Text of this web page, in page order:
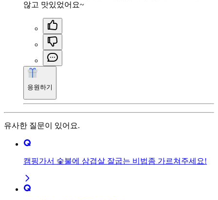
않고 맛있었어요~
응원하기
유사한 질문이 있어요.
캠핑가서 숯불에 삼겹살 잘굽는 비법좀 가르쳐주세요!